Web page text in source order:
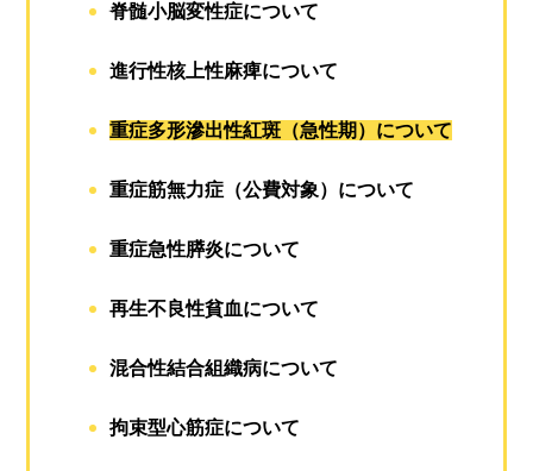
脊髄小脳変性症について
進行性核上性麻痺について
重症多形滲出性紅斑（急性期）について
重症筋無力症（公費対象）について
重症急性膵炎について
再生不良性貧血について
混合性結合組織病について
拘束型心筋症について